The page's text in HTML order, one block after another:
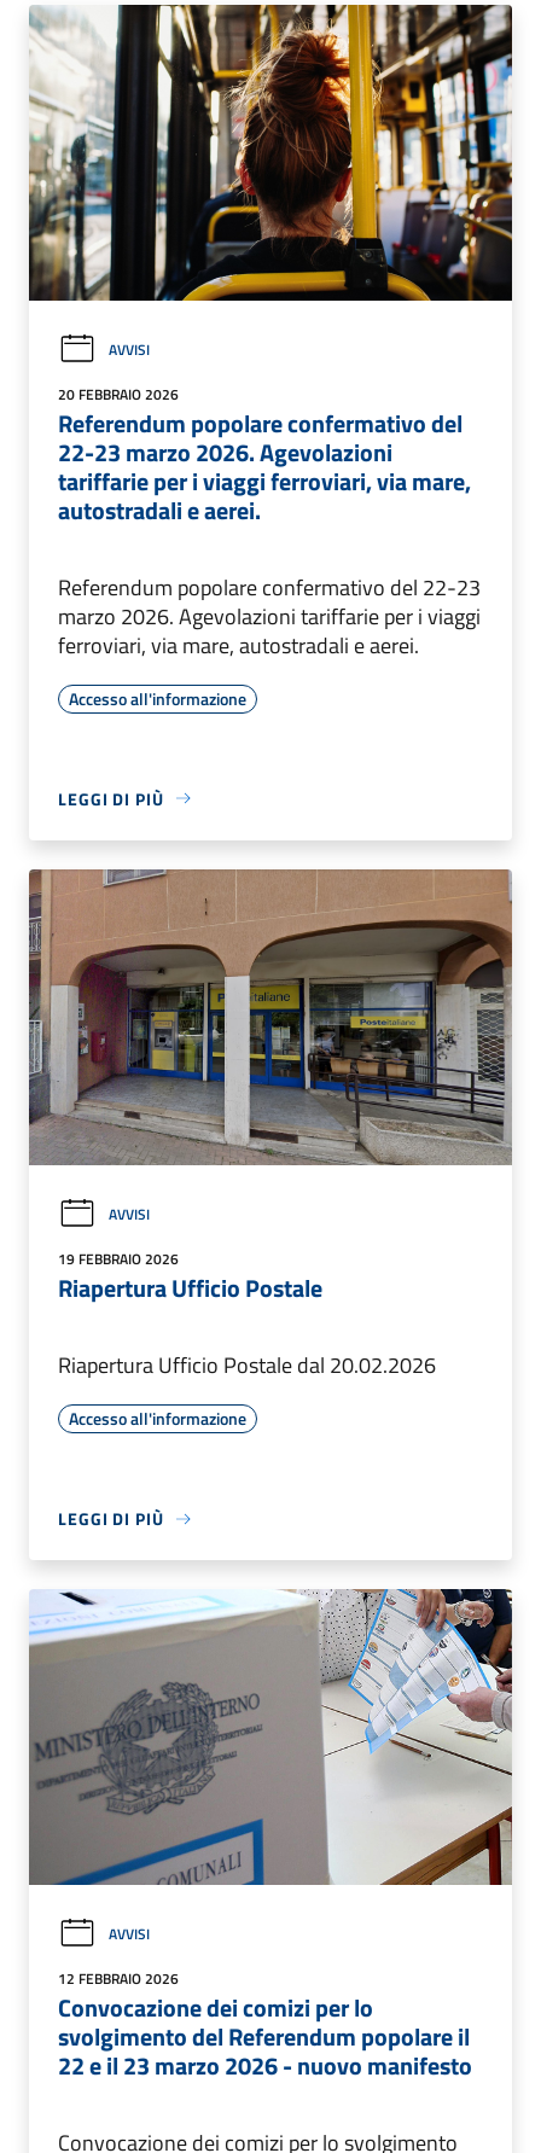
AVVISI
20 FEBBRAIO 2026
Referendum popolare confermativo del
22-23 marzo 2026. Agevolazioni
tariffarie per i viaggi ferroviari, via mare,
autostradali e aerei.
Referendum popolare confermativo del 22-23
marzo 2026. Agevolazioni tariffarie per i viaggi
ferroviari, via mare, autostradali e aerei.
Accesso all'informazione
LEGGI DI PIÙ
AVVISI
19 FEBBRAIO 2026
Riapertura Ufficio Postale
Riapertura Ufficio Postale dal 20.02.2026
Accesso all'informazione
LEGGI DI PIÙ
AVVISI
12 FEBBRAIO 2026
Convocazione dei comizi per lo
svolgimento del Referendum popolare il
22 e il 23 marzo 2026 - nuovo manifesto
Convocazione dei comizi per lo svolgimento